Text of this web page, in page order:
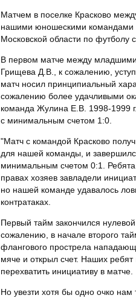
Матчем в поселке Красково
нашими юношескими командами
Московской области по футболу
В первом матче между
Грищева Д.В., к сожалению,
матч носил принципиальный
сожалению более удачливыми
команда Жулина Е.В. 1998-1999
с минимальным счетом 1:0.
"Матч с командой Красково
для нашей команды, и
минимальным счетом 0:1. Ребята
правах хозяев завладели
но нашей команде удавалось
контратаках.
Первый тайм закончился
сожалению, в начале второго
флангового прострела
мяче и открыл счет. Наших
перехватить инициативу в матче.
Но увезти хотя бы одно очко